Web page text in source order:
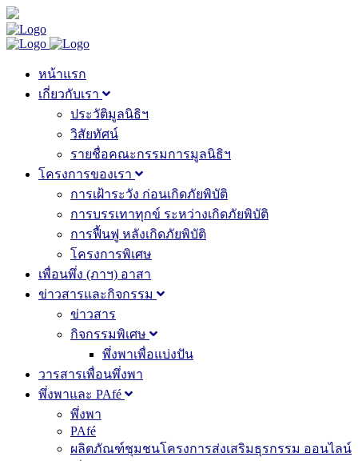
หน้าแรก
เกี่ยวกับเรา
ประวัติมูลนิธิฯ
วิสัยทัศน์
รายชื่อคณะกรรมการมูลนิธิฯ
โครงการของเรา
การเฝ้าระวัง ก่อนเกิดภัยพิบัติ
การบรรเทาทุกข์ ระหว่างเกิดภัยพิบัติ
การฟื้นฟู หลังเกิดภัยพิบัติ
โครงการพิเศษ
เพื่อนพึ่ง (ภาฯ) อาสา
ข่าวสารและกิจกรรม
ข่าวสาร
กิจกรรมพิเศษ
พึ่งพาเพื่อแบ่งปัน
วารสารเพื่อนพึ่งพา
พึ่งพาและ PAfé
พึ่งพา
PAfé
ผลิตภัณฑ์ชุมชนโครงการส่งเสริมธุรกรรม ออนไลน์